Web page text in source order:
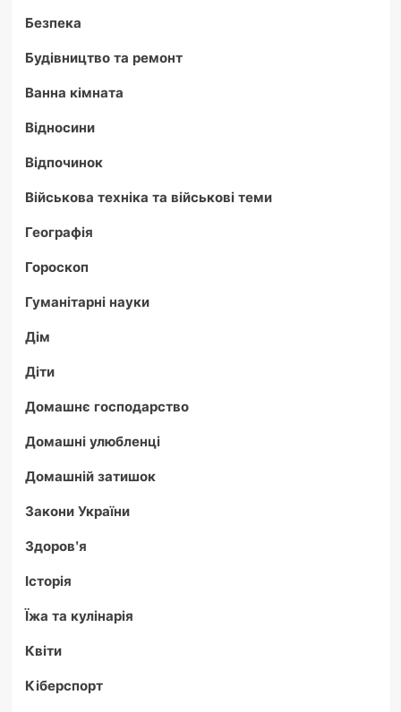
Безпека
Будівництво та ремонт
Ванна кімната
Відносини
Відпочинок
Військова техніка та військові теми
Географія
Гороскоп
Гуманітарні науки
Дім
Діти
Домашнє господарство
Домашні улюбленці
Домашній затишок
Закони України
Здоров'я
Історія
Їжа та кулінарія
Квіти
Кіберспорт